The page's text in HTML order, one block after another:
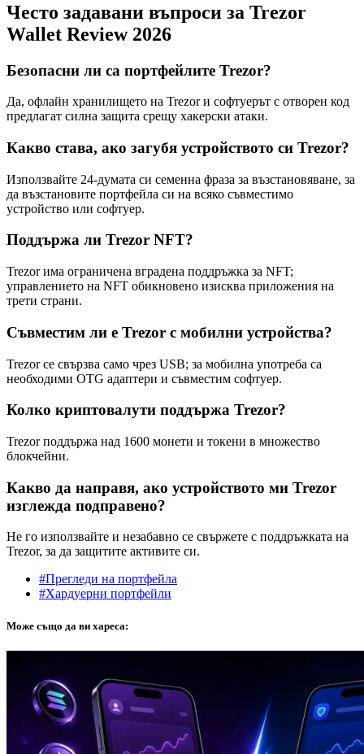
Често задавани въпроси за Trezor
Wallet Review 2026
Безопасни ли са портфейлите Trezor?
Да, офлайн хранилището на Trezor и софтуерът с отворен код
предлагат силна защита срещу хакерски атаки.
Какво става, ако загубя устройството си Trezor?
Използвайте 24-думата си семенна фраза за възстановяване, за
да възстановите портфейла си на всяко съвместимо
устройство или софтуер.
Поддържа ли Trezor NFT?
Trezor има ограничена вградена поддръжка за NFT;
управлението на NFT обикновено изисква приложения на
трети страни.
Съвместим ли е Trezor с мобилни устройства?
Trezor се свързва само чрез USB; за мобилна употреба са
необходими OTG адаптери и съвместим софтуер.
Колко криптовалути поддържа Trezor?
Trezor поддържа над 1600 монети и токени в множество
блокчейни.
Какво да направя, ако устройството ми Trezor
изглежда подправено?
Не го използвайте и незабавно се свържете с поддръжката на
Trezor, за да защитите активите си.
#Прегледи на портфейла
#Хардуерни портфейли
Може също да ви хареса: